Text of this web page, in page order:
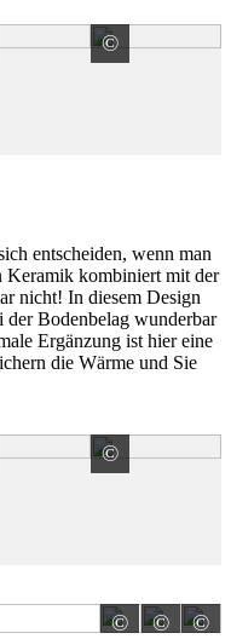
S.p.A.
Casalgrande-Padana
©
entscheiden, wenn man
Keramik kombiniert mit der
nicht! In diesem Design
Bodenbelag wunderbar
Ergänzung ist hier eine
die Wärme und Sie
GmbH
Meissen Keramik GmbH
©
© © ©